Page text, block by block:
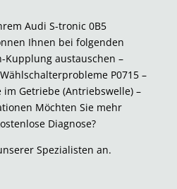
Audi S-tronic 0B5
Ihnen bei folgenden
Kupplung austauschen –
P0715 –
Getriebe (Antriebswelle) –
Möchten Sie mehr
Diagnose?
Spezialisten an.